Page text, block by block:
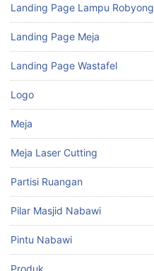
Landing Page Lampu Robyong
Landing Page Meja
Landing Page Wastafel
Logo
Meja
Meja Laser Cutting
Partisi Ruangan
Pilar Masjid Nabawi
Pintu Nabawi